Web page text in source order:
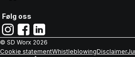
Følg oss
© SD Worx 2026
Cookie statementWhistleblowingDisclaimer